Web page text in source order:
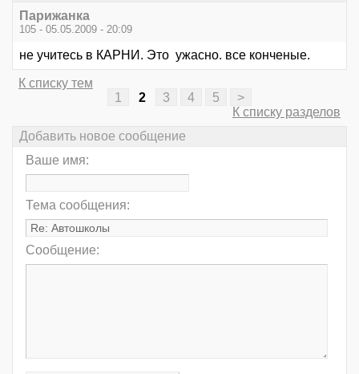
Парижанка
105 - 05.05.2009 - 20:09
не учитесь в КАРНИ. Это ужасно. все конченые.
К списку тем
1
2 3 4 5
>
К списку разделов
Добавить новое сообщение
Ваше имя:
Тема сообщения:
Сообщение: